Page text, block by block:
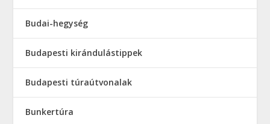
Budai-hegység
Budapesti kirándulástippek
Budapesti túraútvonalak
Bunkertúra